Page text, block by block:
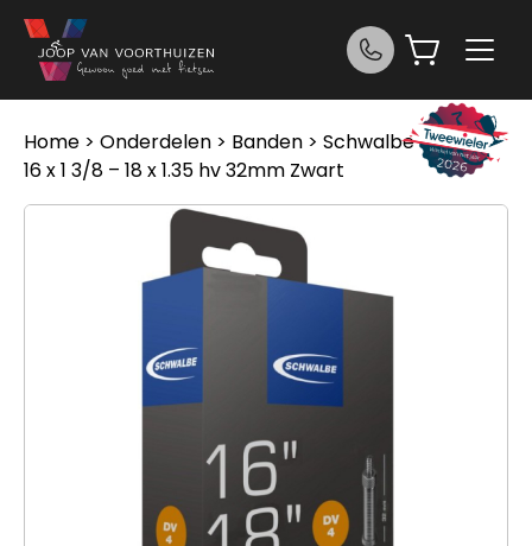
Ga naar de inhoud
Home > Onderdelen > Banden > Schwalbe bnb DV4
16 x 1 3/8 – 18 x 1.35 hv 32mm Zwart